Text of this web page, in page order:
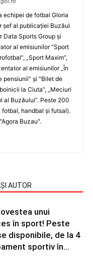
echipei de fotbal Gloria
şef al publicaţiei Buzăul
Sports Group şi
al emisiunilor "Sport
„Sport Maxim”,
al emisiunilor „În
pensiunii” şi "Bilet de
la Ciuta”, „Meciuri
al Buzăului”. Peste 200
handbal şi futsal).
Buzau".
AUTOR
unui
în sport! Peste
disponibile, de la 4
sportiv în...